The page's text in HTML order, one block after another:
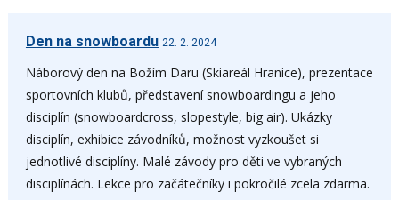
Den na snowboardu 22. 2. 2024
Náborový den na Božím Daru (Skiareál Hranice), prezentace
sportovních klubů, představení snowboardingu a jeho
disciplín (snowboardcross, slopestyle, big air). Ukázky
disciplín, exhibice závodníků, možnost vyzkoušet si
jednotlivé disciplíny. Malé závody pro děti ve vybraných
disciplínách. Lekce pro začátečníky i pokročilé zcela zdarma.